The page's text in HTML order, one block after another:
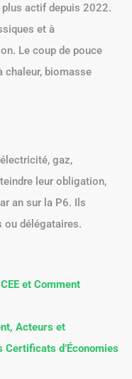
plus actif depuis 2022.
et à
Le coup de pouce
chaleur, biomasse
gaz,
leur obligation,
an sur la P6. Ils
ou délégataires.
et Comment
Acteurs et
d’Économies